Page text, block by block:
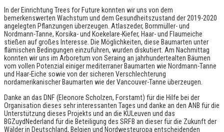
In der Einrichtung Trees for Future konnten wir uns von dem
bemerkenswerten Wachstum und dem Gesundheitszustand der 2019-2020
angelegten Pflanzungen überzeugen. Atlaszeder, Bornmüller- und
Nordmann-Tanne, Korsika- und Koekelare-Kiefer, Haar- und Flaumeiche
stießen auf großes Interesse. Die Möglichkeiten, diese Baumarten unter
flämischen Bedingungen einzuführen, wurden diskutiert. Am Nachmittag
konnten wir uns im Arboretum von Seraing an jahrhundertealten Bäumen
vom vollen Potenzial einiger mediterraner Baumarten wie Nordmann-Tanne
und Haar-Eiche sowie von der sicheren Verschlechterung
nordamerikanischer Baumarten wie der Vancouver-Tanne überzeugen.
Danke an das DNF (Eleonore Scholzen, Forstamt) für die Hilfe bei der
Organisation dieses sehr interessanten Tages und danke an den ANB für die
Unterstützung dieses Projekts und an die KULeuven und das
BGZuydNederland für die Beteiligung des SRFB an dieser für die Zukunft der
Wälder in Deutschland, Belgien und Nordwesteuropa entscheidenden